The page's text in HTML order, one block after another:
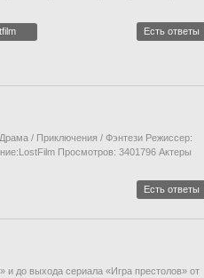
Есть ответы
/ Приключения / Фэнтези Режиссер:
Просмотров: 3401796 Актеры
Есть ответы
до выхода сериала «Игра престолов» от